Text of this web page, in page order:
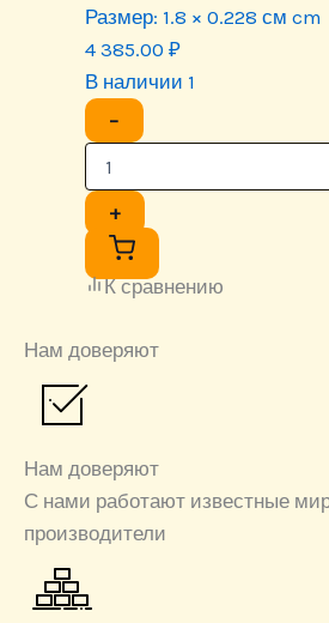
Размер: 1.8 × 0.228 см cm
4 385.00 ₽
В наличии 1
−
+
К сравнению
Нам доверяют
Нам доверяют
С нами работают известные
производители